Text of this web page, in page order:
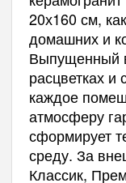
20х160 см,
домашних и
Выпущенный
расцветках и
каждое
атмосферу
сформирует
среду. За
Классик,